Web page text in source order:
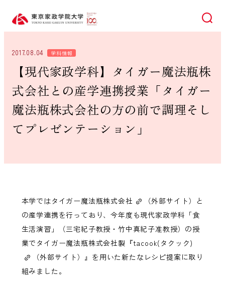
検索
2017.08.04 学科情報
【現代家政学科】タイガー魔法瓶株
式会社との産学連携授業「タイガー
魔法瓶株式会社の方の前で調理そし
てプレゼンテーション」
本学ではタイガー魔法瓶株式会社
（外部サイト）と
の産学連携を行っており、今年度も現代家政学科「食
生活演習」（三宅紀子教授・竹中真紀子准教授）の授
業でタイガー魔法瓶株式会社製『tacook(タクック)
（外部サイト）』を用いた新たなレシピ提案に取り
組みました。